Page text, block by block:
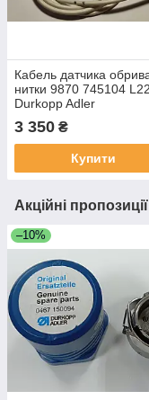
Кабель датчика
нитки 9870 745104
Durkopp Adler
3 350 ₴
Купити
Акційні
–10%